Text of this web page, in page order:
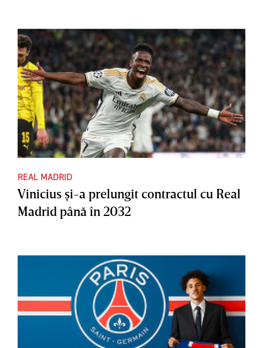
REAL MADRID
Vinicius şi-a prelungit contractul cu Real
Madrid până în 2032